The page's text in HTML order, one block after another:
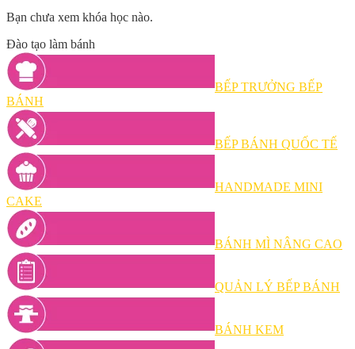
Bạn chưa xem khóa học nào.
Đào tạo làm bánh
BẾP TRƯỞNG BẾP
BÁNH
BẾP BÁNH QUỐC TẾ
HANDMADE MINI
CAKE
BÁNH MÌ NÂNG CAO
QUẢN LÝ BẾP BÁNH
BÁNH KEM